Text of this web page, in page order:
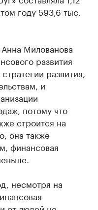
году 593,6 тыс.
Милованова
развития
развития,
и
потому что
строится на
она также
финансовая
несмотря на